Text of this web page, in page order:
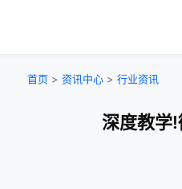
首页 > 资讯中心 > 行业资讯
深度教学